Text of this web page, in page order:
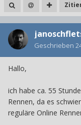
Geschrieben
Hallo,
ich habe ca. 55
Rennen, da es
reguläre Online